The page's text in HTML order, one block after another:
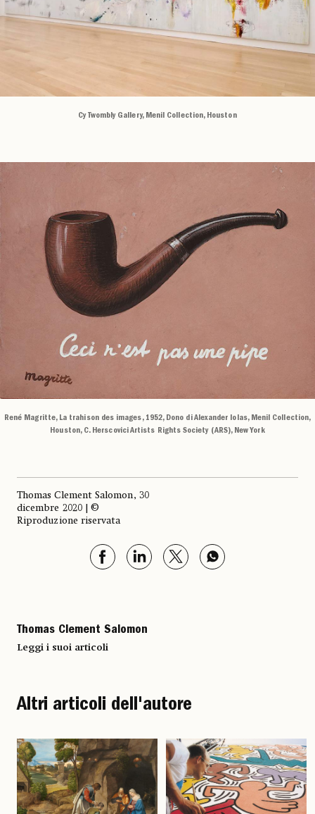
Cy Twombly Gallery, Menil Collection, Houston
René Magritte, La trahison des images, 1952, Dono di Alexander Iolas, Menil Collection,
Houston, C. Herscovici Artists Rights Society (ARS), New York
Thomas Clement Salomon, 30
dicembre 2020 | ©
Riproduzione riservata
Thomas Clement Salomon
Leggi i suoi articoli
Altri articoli dell'autore